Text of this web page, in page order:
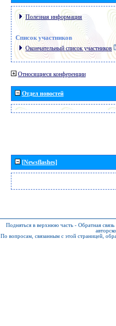
Полезная информация
Список участников
Окончательный список участников
Относящиеся конференции
Отдел новостей
[Newsflashes]
Подняться в верхнюю часть - Обратная связь
По вопросам, связанным с этой страницей,